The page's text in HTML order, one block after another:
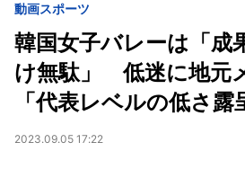
動画スポーツ
韓国女子バレーは「成
け無駄」 低迷に地元
「代表レベルの低さ露
2023.09.05 17:22